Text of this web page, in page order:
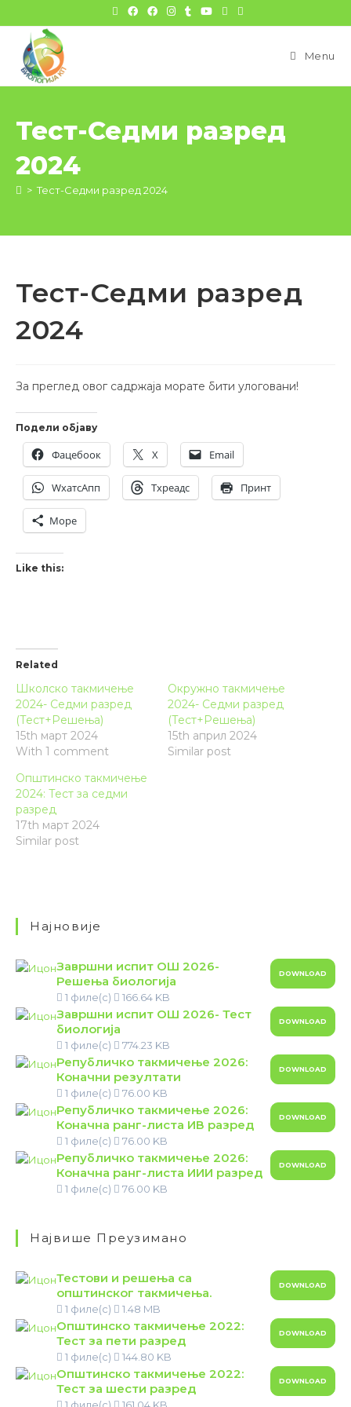
Menu
Тест-Седми разред
2024
> Тест-Седми разред 2024
Тест-Седми разред
2024
За преглед овог садржаја морате бити улоговани!
Подели објаву
Фацебоок X Email
WхатсАпп Тхреадс Принт
Море
Like this:
Related
Школско такмичење
2024- Седми разред
(Тест+Решења)
15th март 2024
With 1 comment
Окружно такмичење
2024- Седми разред
(Тест+Решења)
15th април 2024
Similar post
Општинско такмичење
2024: Тест за седми
разред
17th март 2024
Similar post
Најновије
Завршни испит ОШ 2026-
Решења биологија
1 филе(с) 166.64 KB
DOWNLOAD
Завршни испит ОШ 2026- Тест
биологија
1 филе(с) 774.23 KB
DOWNLOAD
Републичко такмичење 2026:
Коначни резултати
1 филе(с) 76.00 KB
DOWNLOAD
Републичко такмичење 2026:
Коначна ранг-листа ИВ разред
1 филе(с) 76.00 KB
DOWNLOAD
Републичко такмичење 2026:
Коначна ранг-листа ИИИ разред
1 филе(с) 76.00 KB
DOWNLOAD
Највише Преузимано
Тестови и решења са
општинског такмичења.
1 филе(с) 1.48 MB
DOWNLOAD
Општинско такмичење 2022:
Тест за пети разред
1 филе(с) 144.80 KB
DOWNLOAD
Општинско такмичење 2022:
Тест за шести разред
DOWNLOAD